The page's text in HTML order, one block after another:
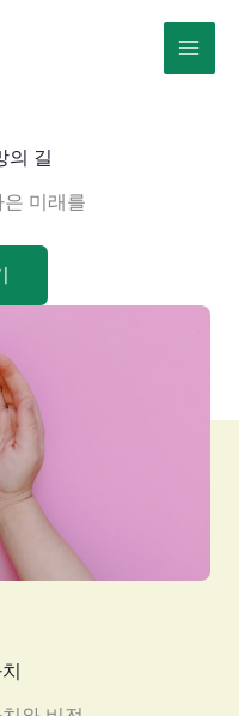
의 길
미래를